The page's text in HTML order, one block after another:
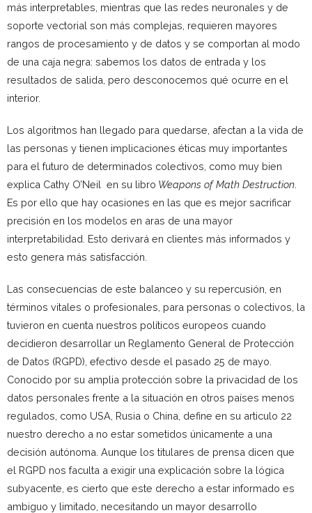
más interpretables, mientras que las redes neuronales y de
soporte vectorial son más complejas, requieren mayores
rangos de procesamiento y de datos y se comportan al modo
de una caja negra: sabemos los datos de entrada y los
resultados de salida, pero desconocemos qué ocurre en el
interior.
Los algoritmos han llegado para quedarse, afectan a la vida de
las personas y tienen implicaciones éticas muy importantes
para el futuro de determinados colectivos, como muy bien
explica Cathy O’Neil en su libro Weapons of Math Destruction
Es por ello que hay ocasiones en las que es mejor sacrificar
precisión en los modelos en aras de una mayor
interpretabilidad. Esto derivará en clientes más informados y
esto genera más satisfacción.
Las consecuencias de este balanceo y su repercusión, en
términos vitales o profesionales, para personas o colectivos, la
tuvieron en cuenta nuestros políticos europeos cuando
decidieron desarrollar un Reglamento General de Protección
de Datos (RGPD), efectivo desde el pasado 25 de mayo.
Conocido por su amplia protección sobre la privacidad de los
datos personales frente a la situación en otros países menos
regulados, como USA, Rusia o China, define en su articulo 22
nuestro derecho a no estar sometidos únicamente a una
decisión autónoma. Aunque los titulares de prensa dicen que
el RGPD nos faculta a exigir una explicación sobre la lógica
subyacente, es cierto que este derecho a estar informado es
ambiguo y limitado, necesitando un mayor desarrollo